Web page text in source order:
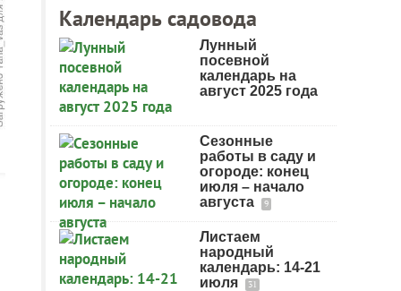
Календарь садовода
Лунный
посевной
календарь на
август 2025 года
Сезонные
работы в саду и
огороде: конец
июля – начало
августа
9
Листаем
народный
календарь: 14-21
июля
31